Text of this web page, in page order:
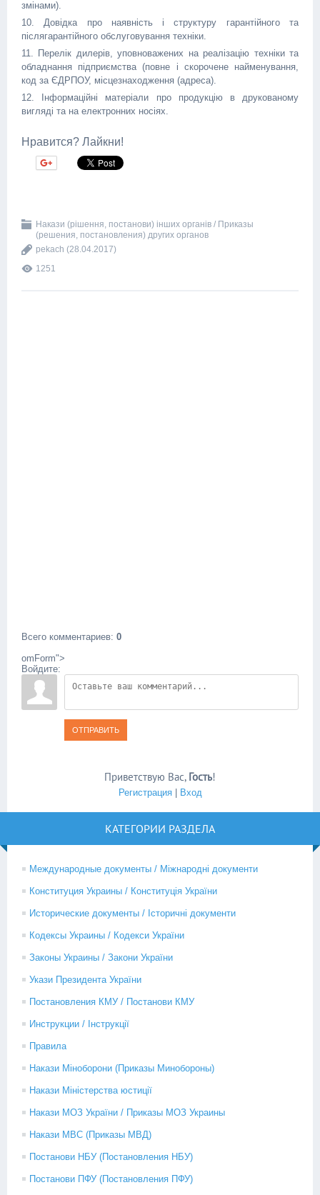
змінами).
10. Довідка про наявність і структуру гарантійного та
післягарантійного обслуговування техніки.
11. Перелік дилерів, уповноважених на реалізацію техніки та
обладнання підприємства (повне і скорочене найменування,
код за ЄДРПОУ, місцезнаходження (адреса).
12. Інформаційні матеріали про продукцію в друкованому
вигляді та на електронних носіях.
Нравится? Лайкни!
Накази (рішення, постанови) інших органів / Приказы
(решения, постановления) других органов
pekach (28.04.2017)
1251
Всего комментариев: 0
omForm">
Войдите:
ОТПРАВИТЬ
Приветствую Вас, Гость!
Регистрация| Вход
КАТЕГОРИИ РАЗДЕЛА
Международные документы / Міжнародні документи
Конституция Украины / Конституція України
Исторические документы / Історичні документи
Кодексы Украины / Кодекси України
Законы Украины / Закони України
Укази Президента України
Постановления КМУ / Постанови КМУ
Инструкции / Інструкції
Правила
Накази Міноборони (Приказы Минобороны)
Накази Міністерства юстиції
Накази МОЗ України / Приказы МОЗ Украины
Накази МВС (Приказы МВД)
Постанови НБУ (Постановления НБУ)
Постанови ПФУ (Постановления ПФУ)